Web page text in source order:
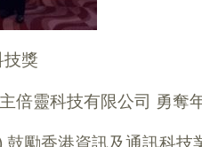
獎
倍靈科技有限公司 勇奪
鼓勵香港資訊及通訊科技